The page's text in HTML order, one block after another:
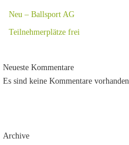
Neu – Ballsport AG
Teilnehmerplätze frei
Neueste Kommentare
Es sind keine Kommentare vorhanden.
Archive